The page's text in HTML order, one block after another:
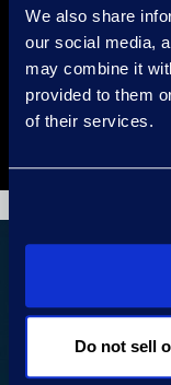
We also share
our social media,
may combine it
provided to them
of their services.
Do not sell
security
How
My role